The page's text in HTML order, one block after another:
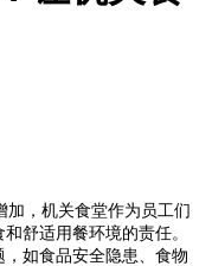
，机关食堂作为员工们
舒适用餐环境的责任。
如食品安全隐患、食物